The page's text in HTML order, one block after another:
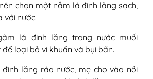
chọn một nắm lá đinh lăng sạch,
với nước.
lá đinh lăng trong nước muối
loại bỏ vi khuẩn và bụi bẩn.
đinh lăng ráo nước, mẹ cho vào nồi